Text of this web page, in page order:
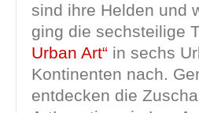
sind ihre Helden und
ging die sechsteilige
Urban Art“ in sechs
Kontinenten nach.
entdecken die